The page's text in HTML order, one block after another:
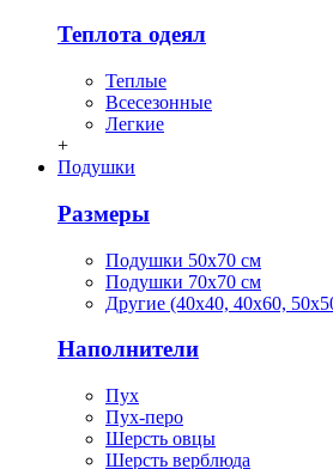
Теплота одеял
Теплые
Всесезонные
Легкие
+
Подушки
Размеры
Подушки 50х70 см
Подушки 70х70 см
Другие (40х40, 40х60,
Наполнители
Пух
Пух-перо
Шерсть овцы
Шерсть верблюда